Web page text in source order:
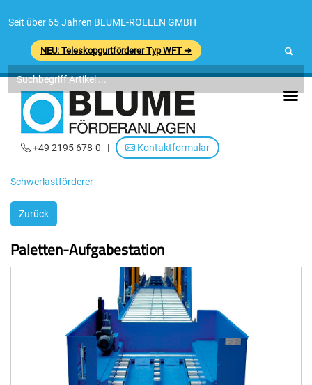
Seit über 65 Jahren BLUME-ROLLEN GMBH
NEU: Teleskopgurtförderer Typ WFT ➜
+49 2195 678-0 | Kontaktformular
Schwerlastförderer
Zurück
Paletten-Aufgabestation